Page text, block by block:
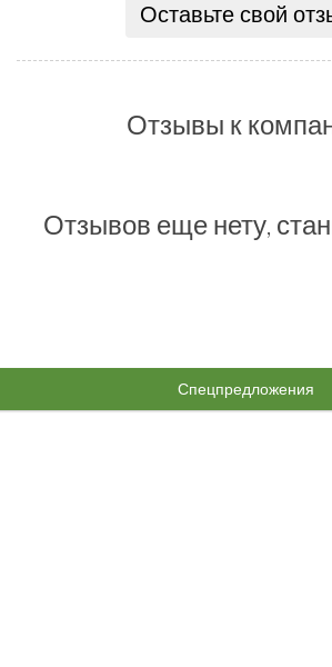
Оставьте свой
Отзывы к
Отзывов еще нету,
Спецпредложения